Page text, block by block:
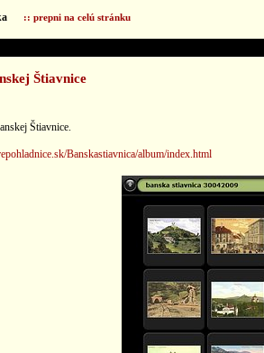
:: prepni na celú stránku
Štiavnice
Štiavnice.
Banskastiavnica/album/index.html